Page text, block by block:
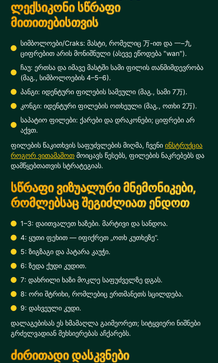
ლექსიკონი სწრაფი
მითითებისთვის
სიმბოლოები/Craks: მასტი, რომელიც 万-ით და 一–九
ციფრებით არის მონიშნული (ასევე ეწოდება "wan").
ჩაუ: ერთსა და იმავე მასტში სამი ფილის თანმიმდევრობა
(მაგ., სიმბოლოების 4–5–6).
პანგი: იდენტური ფილების სამეული (მაგ., სამი 7万).
კონგი: იდენტური ფილების ოთხეული (მაგ., ოთხი 2万).
საპატიო ფილები: ქარები და დრაკონები; ციფრები არ
აქვთ.
ფილების წაკითხვის საფუძვლების მიღმა, ჩვენიინსტრუქცია
როგორ ვითამაშოთ მოიცავს წესებს, ფილების ნაკრებებს და
დამწყებთათვის სტრატეგიას.
სწრაფი ვიზუალური მნემონიკები,
რომლებსაც შეგიძლიათ ენდოთ
1–3: დაითვალეთ ხაზები. მარტივი და სანდოა.
4: ყუთი ფეხით — იფიქრეთ „ოთხ კუთხეზე“.
5: ზიგზაგი და პატარა კაუჭი.
6: ზედა ქუდი კუდით.
7: დახრილი ხაზი მოკლე საფუძველზე დგას.
8: ორი შტრიხი, რომლებიც ერთმანეთს სცილდება.
9: დახვეული კუდი.
დალაგებისას ეს ხმამაღლა გაიმეორეთ; სიტყვიერი ნიშნები
გრძელვადიან მეხსიერებას აჩქარებს.
ძირითადი დასკვნები